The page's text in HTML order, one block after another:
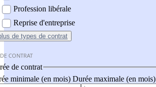
Profession libérale
Reprise d'entreprise
de types de contrat
CONTRAT
de contrat
minimale (en mois) Durée maximale (en mois)